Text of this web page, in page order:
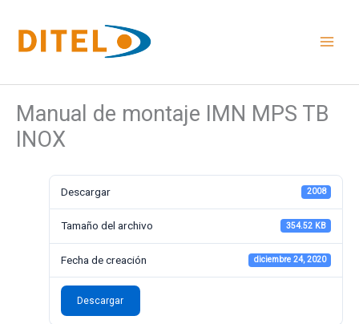
contenido
Manual de montaje IMN MPS TB
INOX
Descargar 2008
Tamaño del archivo 354.52 KB
Fecha de creación diciembre 24, 2020
Descargar